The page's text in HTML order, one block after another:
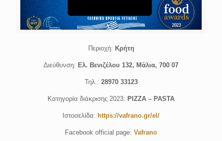
Περιοχή: Kρήτη
Διεύθυνση: Ελ. Βενιζέλου 132, Μάλια, 700 07
Τηλ.: 28970 33123
Κατηγορία διάκρισης 2023: PIZZA – PASTA
Ιστοσελίδα: https://vafrano.gr/el/
Facebook official page: Vafrano